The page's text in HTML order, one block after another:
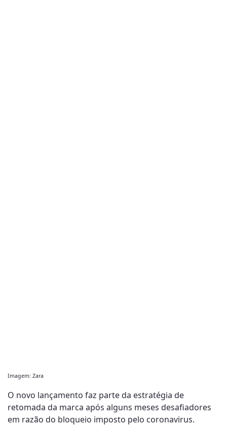
Imagem: Zara
O novo lançamento faz parte da estratégia de
retomada da marca após alguns meses desafiadores
em razão do bloqueio imposto pelo coronavirus.